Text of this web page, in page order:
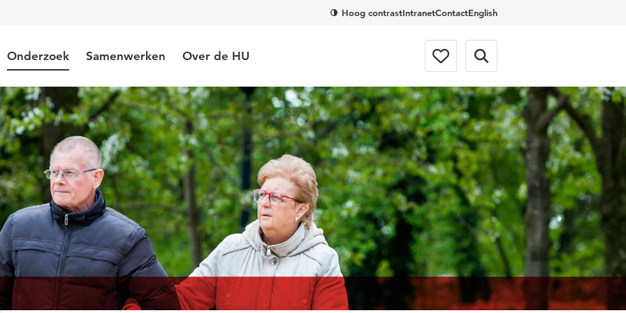
Hoog contrastIntranetContactEnglish
Onderzoek Samenwerken Over de HU